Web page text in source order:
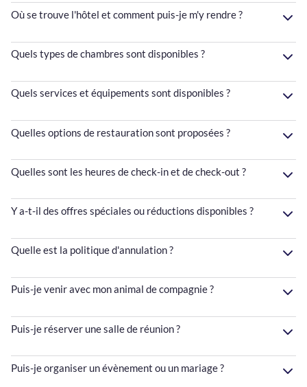
Où se trouve l'hôtel et comment puis-je m'y rendre ?
Quels types de chambres sont disponibles ?
Quels services et équipements sont disponibles ?
Quelles options de restauration sont proposées ?
Quelles sont les heures de check-in et de check-out ?
Y a-t-il des offres spéciales ou réductions disponibles ?
Quelle est la politique d'annulation ?
Puis-je venir avec mon animal de compagnie ?
Puis-je réserver une salle de réunion ?
Puis-je organiser un évènement ou un mariage ?